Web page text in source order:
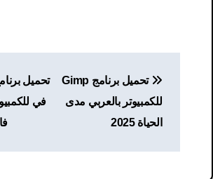
المقالات
تحميل برنامج Gimp
للكمبيوتر بالعربي مدى
الحياة 2025
تحميل
في